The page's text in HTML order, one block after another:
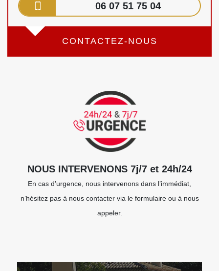
06 07 51 75 04
CONTACTEZ-NOUS
NOUS INTERVENONS 7j/7 et 24h/24
En cas d’urgence, nous intervenons dans l’immédiat,
n’hésitez pas à nous contacter via le formulaire ou à nous
appeler.